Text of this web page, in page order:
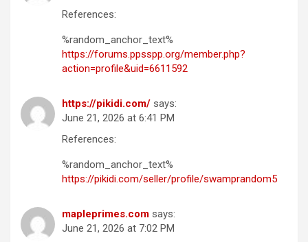
References:
%random_anchor_text%
https://forums.ppsspp.org/member.php?
action=profile&uid=6611592
https://pikidi.com/ says:
June 21, 2026 at 6:41 PM
References:
%random_anchor_text%
https://pikidi.com/seller/profile/swamprandom5
mapleprimes.com says:
June 21, 2026 at 7:02 PM